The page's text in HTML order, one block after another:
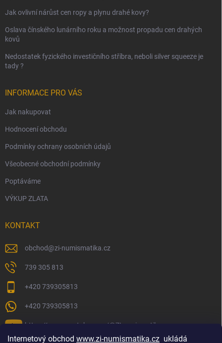
Internetový obchod www.zi-numismatika.cz ukládá
Jak ovlivní nárůst cen ropy a plynu drahé kovy?
Oslava čínského lunárního roku a možnost propadu cen drahých
kovů
Nedostatek fyzického investičního stříbra, neboli silver squeeze je
tady ?
INFORMACE PRO VÁS
Jak nakupovat
Hodnocení obchodu
Podmínky ochrany osobních údajů
Všeobecné obchodní podmínky
Poptáváme
VÝKUP ZLATA
KONTAKT
obchod@zi-numismatika.cz
739 305 813
+420 739305813
+420 739305813
https://www.youtube.com/@ZInumismatika